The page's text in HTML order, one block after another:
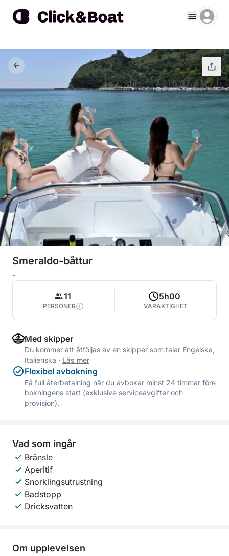
Smeraldo-båttur
-
11
PERSONER
5h00
VARAKTIGHET
Med skipper
Du kommer att åtföljas av en skipper som talar Engelska,
Italienska · Läs mer
Flexibel avbokning
Få full återbetalning när du avbokar minst 24 timmar före
bokningens start (exklusive serviceavgifter och
provision).
Vad som ingår
Bränsle
Aperitif
Snorklingsutrustning
Badstopp
Dricksvatten
Om upplevelsen